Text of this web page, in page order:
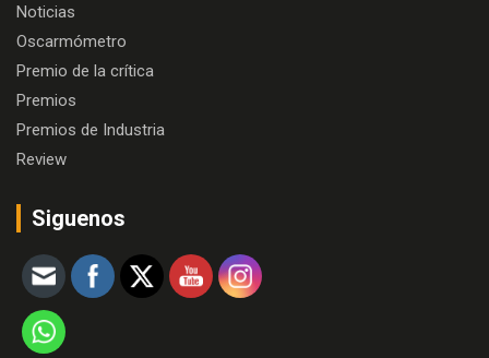
Noticias
Oscarmómetro
Premio de la crítica
Premios
Premios de Industria
Review
Siguenos